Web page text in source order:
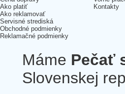
Ako platiť
Ako reklamovať
Servisné strediská
Obchodné podmienky
Reklamačné podmienky
Kontakty
Máme Pečať
Slovenskej